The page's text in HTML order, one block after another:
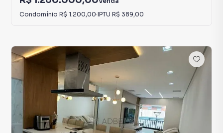
Condomínio R$ 1.200,00·IPTU R$ 389,00